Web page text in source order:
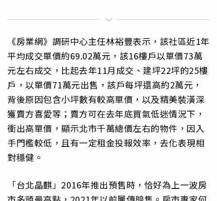
《房業網》調研中心主任林裕豐表示，該社區近1年
平均成交單價約69.02萬元，該16樓戶以單價73萬
元左右成交，比起去年11月成交、建坪22坪的25樓
戶，以單價71萬元出售，該戶每坪還高約2萬元，
背後原因包含小坪數有較高單價，以及精美裝潢深
獲賣方喜愛等；賣方可在去年底買氣低迷情況下，
衝出高單價，顯示北市千萬總價左右的物件，因入
手門檻較低，且有一定租金投報效率，去化表現相
對穩健。
「台北晶麒」2016年推出預售時，恰好為上一波房